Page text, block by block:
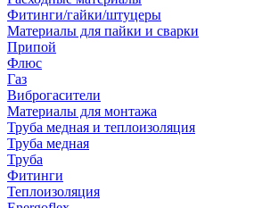
Фитинги/гайки/штуцеры
Материалы для пайки и сварки
Припой
Флюс
Газ
Виброгасители
Материалы для монтажа
Труба медная и теплоизоляция
Труба медная
Труба
Фитинги
Теплоизоляция